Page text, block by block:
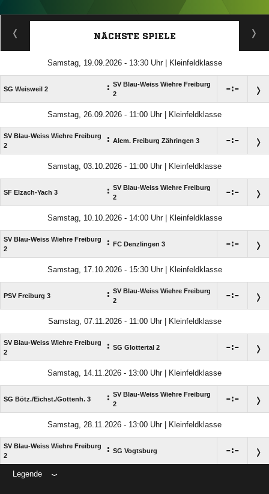
ANZEIGE
NÄCHSTE SPIELE
Samstag, 19.09.2026 - 13:30 Uhr | Kleinfeldklasse
SG Weisweil 2 : SV Blau-Weiss Wiehre Freiburg
2
:
Samstag, 26.09.2026 - 11:00 Uhr | Kleinfeldklasse
SV Blau-Weiss Wiehre Freiburg
2
: Alem. Freiburg Zähringen 3 :
Samstag, 03.10.2026 - 11:00 Uhr | Kleinfeldklasse
SF Elzach-Yach 3 : SV Blau-Weiss Wiehre Freiburg
2
:
Samstag, 10.10.2026 - 14:00 Uhr | Kleinfeldklasse
SV Blau-Weiss Wiehre Freiburg
2
: FC Denzlingen 3 :
Samstag, 17.10.2026 - 15:30 Uhr | Kleinfeldklasse
PSV Freiburg 3 : SV Blau-Weiss Wiehre Freiburg
2
:
Samstag, 07.11.2026 - 11:00 Uhr | Kleinfeldklasse
SV Blau-Weiss Wiehre Freiburg
2
: SG Glottertal 2 :
Samstag, 14.11.2026 - 13:00 Uhr | Kleinfeldklasse
SG Bötz./​Eichst./​Gottenh. 3 : SV Blau-Weiss Wiehre Freiburg
2
:
Samstag, 28.11.2026 - 13:00 Uhr | Kleinfeldklasse
SV Blau-Weiss Wiehre Freiburg
2
: SG Vogtsburg :
Legende